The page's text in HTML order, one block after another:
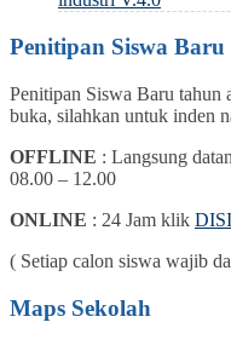
Penitipan Siswa Baru
Penitipan Siswa Baru tahun
buka, silahkan untuk inden
OFFLINE : Langsung
08.00 – 12.00
ONLINE : 24 Jam klik
( Setiap calon siswa wajib
Maps Sekolah